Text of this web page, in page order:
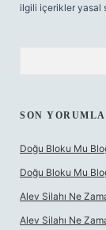
ilgili içerikler yasal
SON
Doğu Bloku Mu
Doğu Bloku Mu
Alev Silahı Ne
Alev Silahı Ne